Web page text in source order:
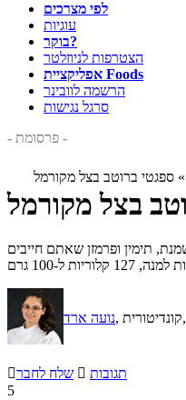
לפי מצרכים
עוגיות
בוקר?
הצטרפות לניוזלטר
אפליקציית Foods
הרשמה לוובינר
סרגל נגישות
- פרסומת -
» ספגטי ברוטב בצל מקורמל
בצל מקורמל
תימין ופרמזן שאתם חייבים
נועה ארד , קונדיטורית
שלח לחבר  תגובות
5